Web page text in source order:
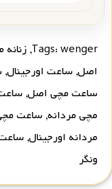
Tags: wenger
, زنانه
اصل, ساعت اورجینال,
ساعت مچی اصل,
مچی مردانه, ساعت
مردانه اورجینال,
ونگر